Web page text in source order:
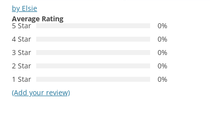
by Elsie
Average Rating
5 Star
0%
4 Star
0%
3 Star
0%
2 Star
0%
1 Star
0%
(Add your review)